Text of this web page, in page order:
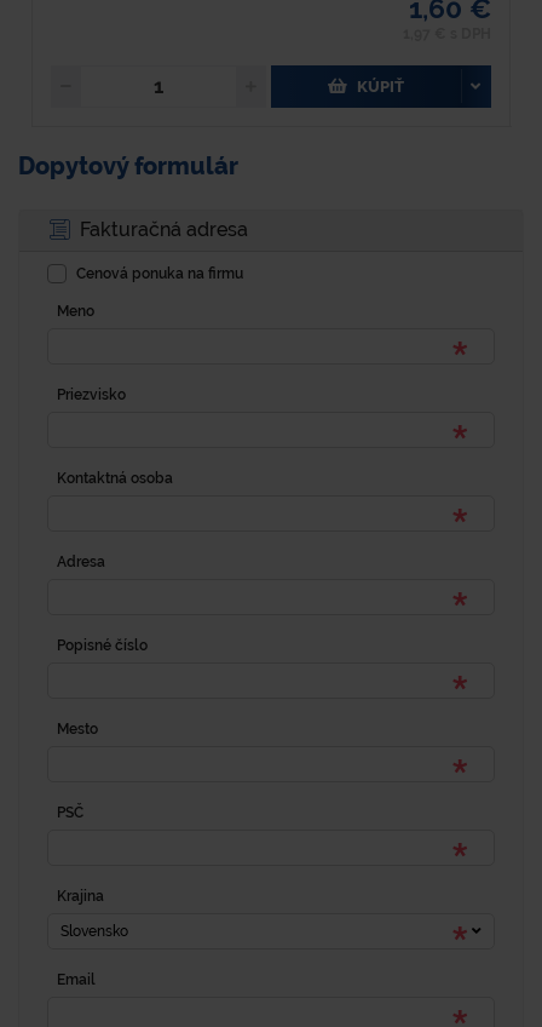
1,60 €
KÚPIŤ
Dopytový formulár
Fakturačná adresa
Cenová ponuka na firmu
Meno
Priezvisko
Kontaktná osoba
Adresa
Popisné číslo
Mesto
PSČ
Krajina
Slovensko
Email